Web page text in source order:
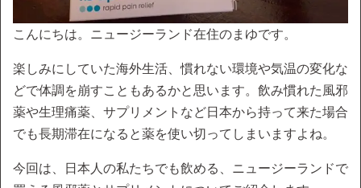
こんにちは。ニュージーランド在住のまゆです。
楽しみにしていた海外生活、慣れない環境や気温の変化な
どで体調を崩すこともあるかと思います。飲み慣れた風邪
薬や生理痛薬、サプリメントなど日本から持って来た場合
でも長期滞在になると薬を使い切ってしまいますよね。
今回は、日本人の私たちでも飲める、ニュージーランドで